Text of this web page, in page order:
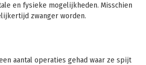
en fysieke mogelijkheden. Misschien
zwanger worden.
aantal operaties gehad waar ze spijt